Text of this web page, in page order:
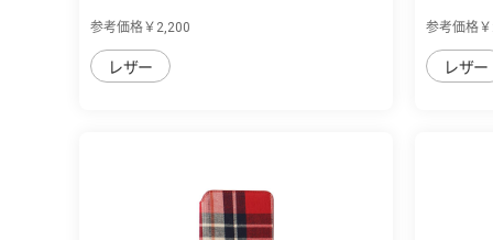
参考価格￥2,200
レザー
参考価格
レザー